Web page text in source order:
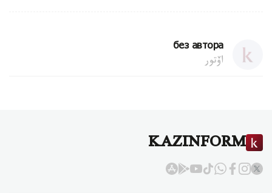
без автора
اۆتور
KAZINFORM